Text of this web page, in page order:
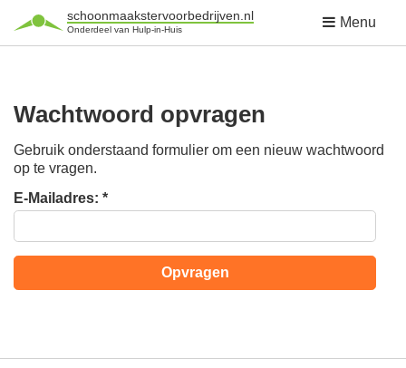
schoonmaakstervoorbedrijven.nl
Onderdeel van Hulp-in-Huis Menu
Wachtwoord opvragen
Gebruik onderstaand formulier om een nieuw wachtwoord
op te vragen.
E-Mailadres: *